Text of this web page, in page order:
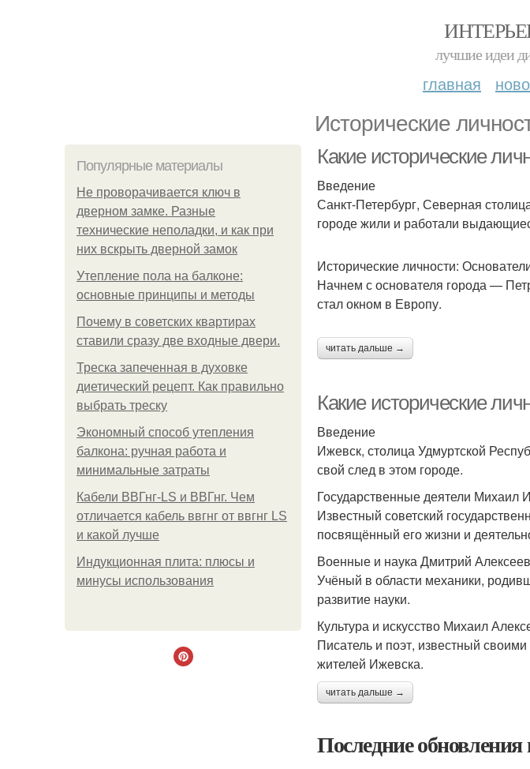
лучшие идеи
главная
Исторические
Популярные материалы
Не проворачивается ключ в
дверном замке. Разные
технические неполадки, и как при
них вскрыть дверной замок
Утепление пола на балконе:
основные принципы и методы
Почему в советских квартирах
ставили сразу две входные двери.
Треска запеченная в духовке
диетический рецепт. Как правильно
выбрать треску
Экономный способ утепления
балкона: ручная работа и
минимальные затраты
Кабели ВВГнг-LS и ВВГнг. Чем
отличается кабель ввгнг от ввгнг LS
и какой лучше
Индукционная плита: плюсы и
минусы использования
Какие исторические
Введение
Санкт-Петербург, Северная
городе жили и работали
Исторические личности:
Начнем с основателя города —
стал окном в Европу.
читать дальше →
Какие исторические
Введение
Ижевск, столица Удмуртской
свой след в этом городе.
Государственные деятели Михаил
Известный советский
посвящённый его жизни и
Военные и наука Дмитрий
Учёный в области механики,
развитие науки.
Культура и искусство Михаил
Писатель и поэт, известный
жителей Ижевска.
читать дальше →
Последние обновления